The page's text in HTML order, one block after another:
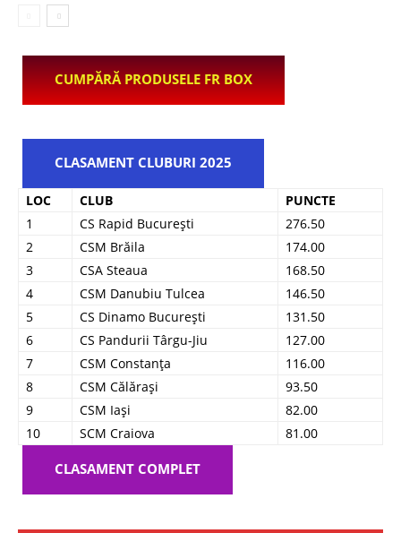
CUMPĂRĂ PRODUSELE FR BOX
CLASAMENT CLUBURI 2025
LOC CLUB
PUNCTE
1
CS Rapid București
276.50
2
CSM Brăila
174.00
3
CSA Steaua
168.50
4
CSM Danubiu Tulcea
146.50
5
CS Dinamo București
131.50
6
CS Pandurii Târgu-Jiu
127.00
7
CSM Constanța
116.00
8
CSM Călărași
93.50
9
CSM Iași
82.00
10
SCM Craiova 81.00
CLASAMENT COMPLET